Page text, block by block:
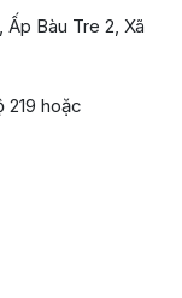
Bàu Tre 2, Xã
hoặc